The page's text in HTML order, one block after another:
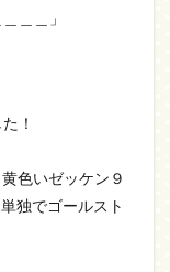
＿＿」
！
色いゼッケン９
独でゴールスト